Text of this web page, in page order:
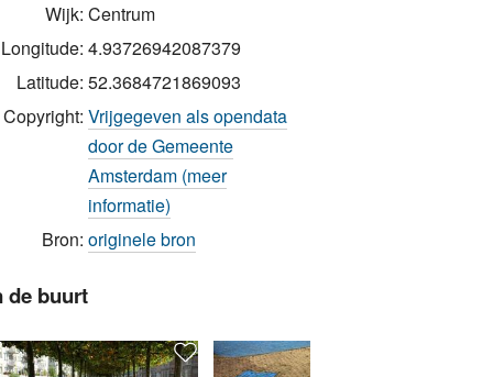
Wijk: Centrum
Longitude: 4.93726942087379
Latitude: 52.3684721869093
Copyright: Vrijgegeven als opendata
door de Gemeente
Amsterdam (meer
informatie)
Bron: originele bron
de buurt